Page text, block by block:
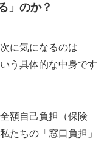
」のか？
に気になるのは
う具体的な中身です
額自己負担（保険
たちの「窓口負担」